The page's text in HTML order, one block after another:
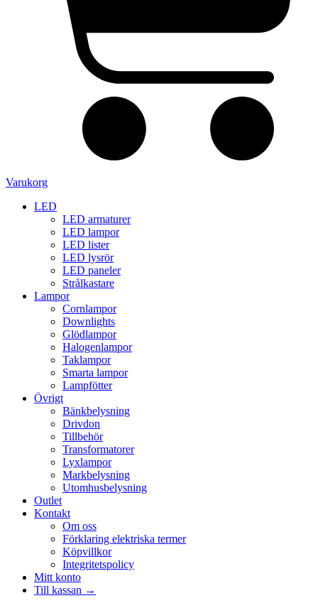
Varukorg
LED
LED armaturer
LED lampor
LED lister
LED lysrör
LED paneler
Strålkastare
Lampor
Cornlampor
Downlights
Glödlampor
Halogenlampor
Taklampor
Smarta lampor
Lampfötter
Övrigt
Bänkbelysning
Drivdon
Tillbehör
Transformatorer
Lyxlampor
Markbelysning
Utomhusbelysning
Outlet
Kontakt
Om oss
Förklaring elektriska termer
Köpvillkor
Integritetspolicy
Mitt konto
Till kassan →